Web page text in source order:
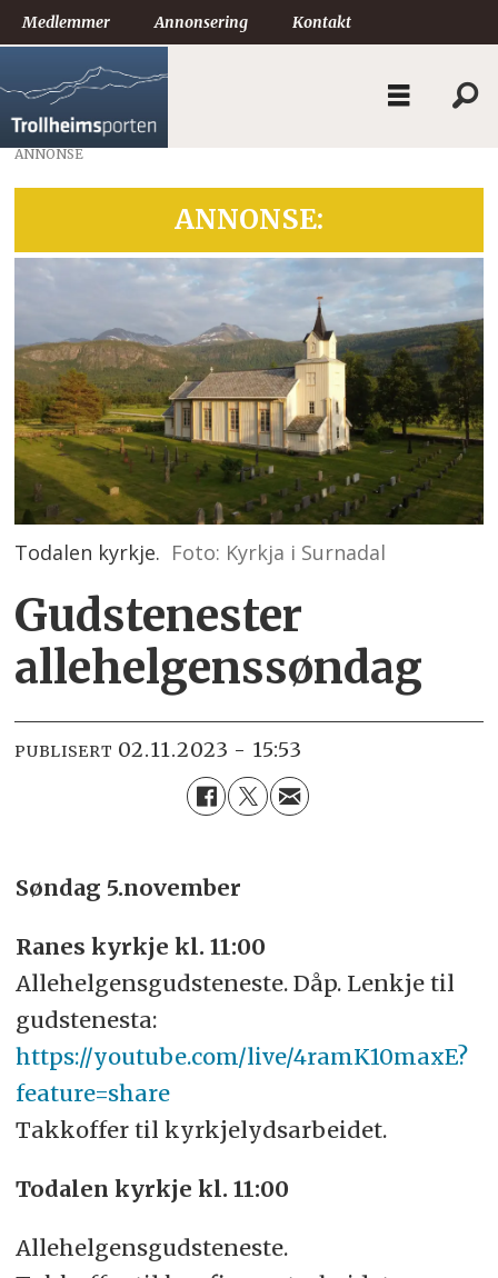
Medlemmer Annonsering Kontakt
ANNONSE
ANNONSE:
Todalen kyrkje. Foto: Kyrkja i Surnadal
Gudstenester
allehelgenssøndag
PUBLISERT 02.11.2023 - 15:53
Søndag 5.november
Ranes kyrkje kl. 11:00
Allehelgensgudsteneste. Dåp. Lenkje til
gudstenesta:
https://youtube.com/live/4ramK10maxE?
feature=share
Takkoffer til kyrkjelydsarbeidet.
Todalen kyrkje kl. 11:00
Allehelgensgudsteneste.